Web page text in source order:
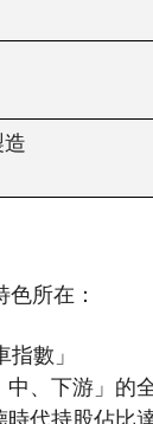
所在：
數」
、下游」的
時代持股佔比